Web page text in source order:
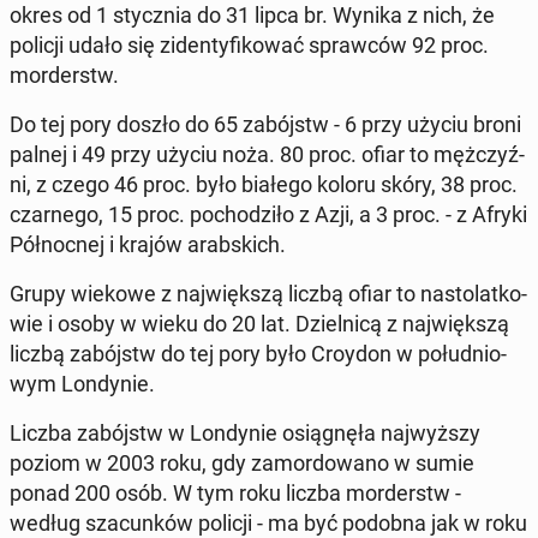
okres od 1 stycz­nia do 31 lipca br. Wynika z nich, że
policji udało się zi­den­ty­fi­ko­wać spraw­ców 92 proc.
mor­derstw.
Do tej pory doszło do 65 za­bójstw - 6 przy użyciu broni
palnej i 49 przy użyciu noża. 80 proc. ofiar to męż­czyź­
ni, z czego 46 proc. było białego koloru skóry, 38 proc.
czar­ne­go, 15 proc. po­cho­dzi­ło z Azji, a 3 proc. - z Afryki
Pół­noc­nej i krajów arab­skich.
Grupy wiekowe z naj­więk­szą liczbą ofiar to na­sto­lat­ko­
wie i osoby w wieku do 20 lat. Dziel­ni­cą z naj­więk­szą
liczbą za­bójstw do tej pory było Croydon w po­łu­dnio­
wym Lon­dy­nie.
Liczba za­bójstw w Lon­dy­nie osią­gnę­ła naj­wyż­szy
poziom w 2003 roku, gdy za­mor­do­wa­no w sumie
ponad 200 osób. W tym roku liczba mor­derstw -
według sza­cun­ków policji - ma być podobna jak w roku